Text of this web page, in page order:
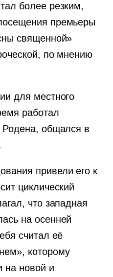
более резким,
премьеры
священной»
по мнению
для местного
работал
Родена, общался в
привели его к
циклический
что западная
на осенней
считал её
которому
на новой и